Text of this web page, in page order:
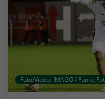
Foto/Video: IMAGO / Funke